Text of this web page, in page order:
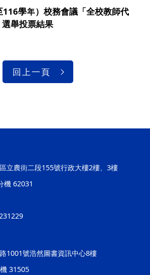
學年）校務會議「全校教師代
舉投票結果
回上一頁
立農街二段155號行政大樓2樓、3樓
機 62031
1001號浩然圖書資訊中心8樓
31505